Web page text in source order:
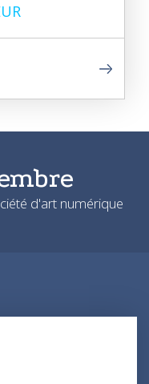
d'art numérique